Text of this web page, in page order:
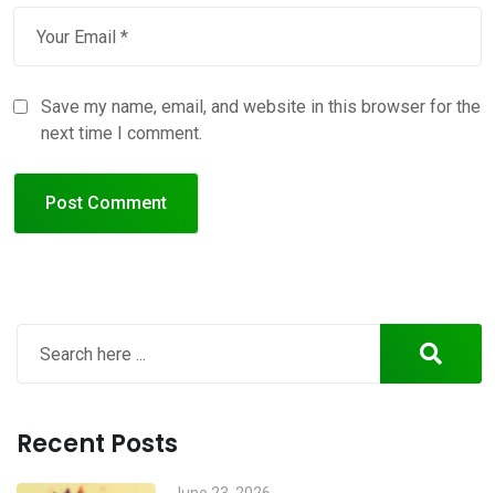
Save my name, email, and website in this browser for the
next time I comment.
Recent Posts